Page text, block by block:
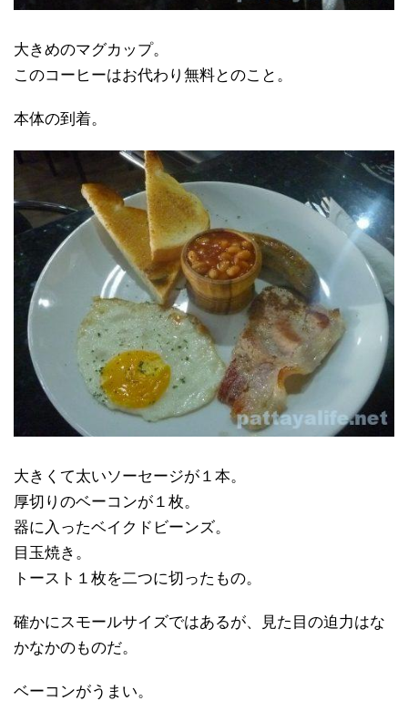
大きめのマグカップ。
このコーヒーはお代わり無料とのこと。
本体の到着。
大きくて太いソーセージが１本。
厚切りのベーコンが１枚。
器に入ったベイクドビーンズ。
目玉焼き。
トースト１枚を二つに切ったもの。
確かにスモールサイズではあるが、見た目の迫力はな
かなかのものだ。
ベーコンがうまい。